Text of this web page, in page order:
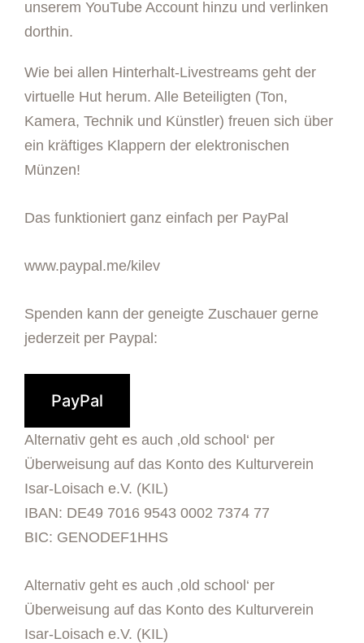
unserem YouTube Account hinzu und verlinken
dorthin.
Wie bei allen Hinterhalt-Livestreams geht der
virtuelle Hut herum. Alle Beteiligten (Ton,
Kamera, Technik und Künstler) freuen sich über
ein kräftiges Klappern der elektronischen
Münzen!
Das funktioniert ganz einfach per PayPal
www.paypal.me/kilev
Spenden kann der geneigte Zuschauer gerne
jederzeit per Paypal:
PayPal
Alternativ geht es auch ‚old school‘ per
Überweisung auf das Konto des Kulturverein
Isar-Loisach e.V. (KIL)
IBAN: DE49 7016 9543 0002 7374 77
BIC: GENODEF1HHS
Alternativ geht es auch ‚old school‘ per
Überweisung auf das Konto des Kulturverein
Isar-Loisach e.V. (KIL)